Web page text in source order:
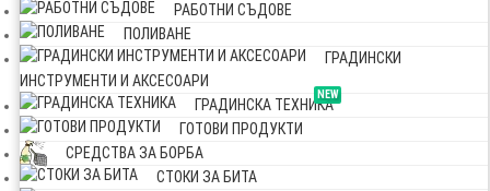
РАБОТНИ СЪДОВЕ
ПОЛИВАНЕ
ГРАДИНСКИ
ИНСТРУМЕНТИ И АКСЕСОАРИ
NEW
ГРАДИНСКА ТЕХНИКА
ГОТОВИ ПРОДУКТИ
СРЕДСТВА ЗА БОРБА
СТОКИ ЗА БИТА